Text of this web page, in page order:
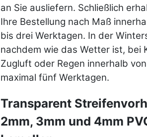
an Sie ausliefern. Schließlich
Ihre Bestellung nach Maß
bis drei Werktagen. In der
nachdem wie das Wetter ist, bei
Zugluft oder Regen innerhalb
maximal fünf Werktagen.
Transparent
2mm, 3mm und 4mm